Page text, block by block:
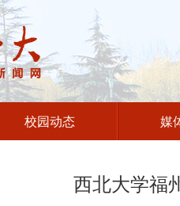
校园动态 媒
西北大学福